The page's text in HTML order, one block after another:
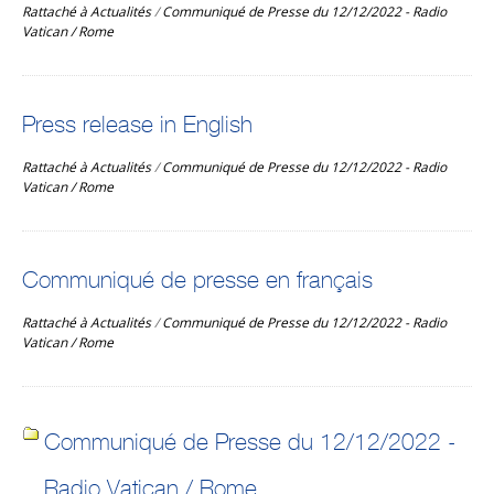
Rattaché àActualités/Communiqué de Presse du 12/12/2022 - Radio
Vatican / Rome
Press release in English
Rattaché àActualités/Communiqué de Presse du 12/12/2022 - Radio
Vatican / Rome
Communiqué de presse en français
Rattaché àActualités/Communiqué de Presse du 12/12/2022 - Radio
Vatican / Rome
Communiqué de Presse du 12/12/2022 -